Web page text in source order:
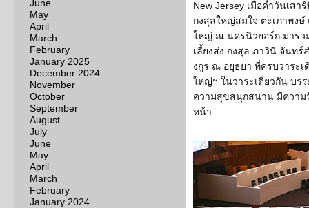
June
May
April
March
February
January 2025
December 2024
November
October
September
August
July
June
May
April
March
February
January 2024
New Jersey เมื่อค่ำวันเส
กงสุลใหญ่สมใจ ตะเภาพง
ใหญ่ ณ นครนิวยอร์ก มาร่ว
เลี้ยงส่ง กงสุล ภาวินี จันท
งกูร ณ อยุธยา ที่ครบวาระ
ใหญ่ฯ ในวาระเดียวกัน บร
ความสุขสนุกสนาน มีความ
หน้า